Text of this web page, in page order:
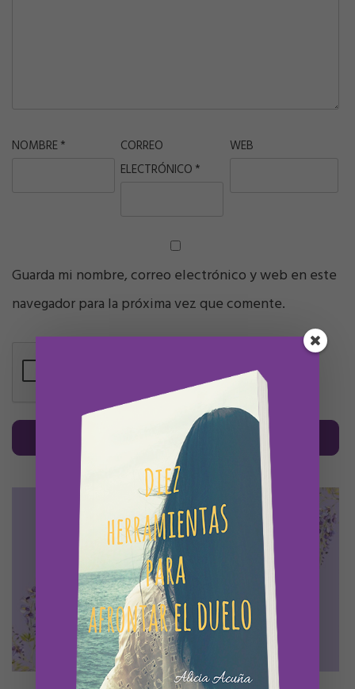
NOMBRE*
CORREO
ELECTRÓNICO *
WEB
Guarda mi nombre, correo electrónico y web en este
navegador para la próxima vez que comente.